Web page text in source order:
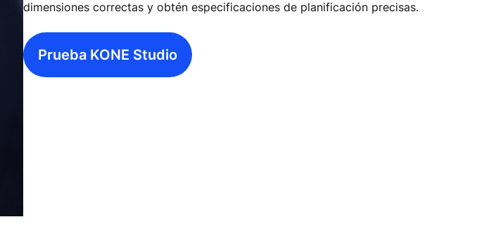
dimensiones correctas y obtén especificaciones de planificación precisas.
Prueba KONE Studio